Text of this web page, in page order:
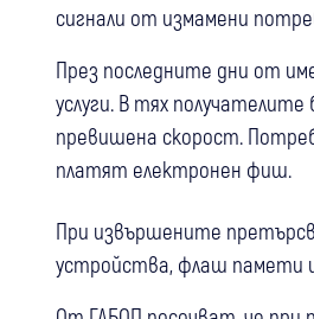
сигнали от измамени
През последните дни от
услуги. В тях
превишена скорост.
платят електронен фиш.
При извършените
устройства, флаш памети